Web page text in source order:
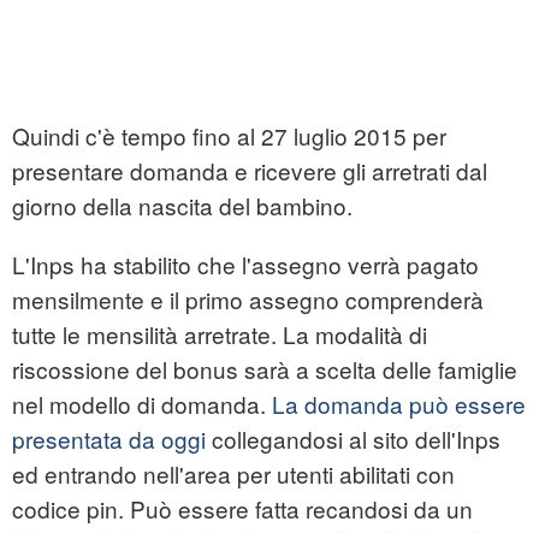
Quindi c'è tempo fino al 27 luglio 2015 per
presentare domanda e ricevere gli arretrati dal
giorno della nascita del bambino.
L'Inps ha stabilito che l'assegno verrà pagato
mensilmente e il primo assegno comprenderà
tutte le mensilità arretrate. La modalità di
riscossione del bonus sarà a scelta delle famiglie
nel modello di domanda. La domanda può essere
presentata da oggicollegandosi al sito dell'Inps
ed entrando nell'area per utenti abilitati con
codice pin. Può essere fatta recandosi da un